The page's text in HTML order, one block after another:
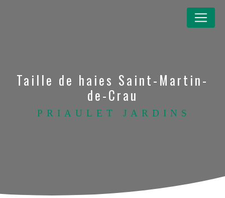
Taille de haies Saint-Martin-
de-Crau
PRIAULET JARDINS